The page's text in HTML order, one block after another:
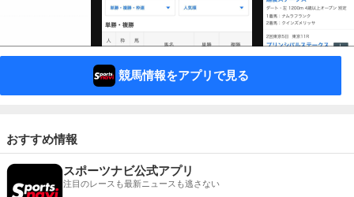
競馬情報をアプリで見る
おすすめ情報
スポーツナビ公式アプリ
注目のレースも最新ニュースも逃さない